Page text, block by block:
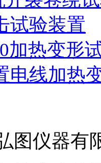
试验装置
加热变形
电线加热
图仪器有